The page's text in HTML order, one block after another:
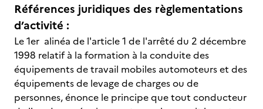
Références juridiques des règlementations
d’activité :
Le 1er alinéa de l'article 1 de l'arrêté du 2 décembre
1998 relatif à la formation à la conduite des
équipements de travail mobiles automoteurs et des
équipements de levage de charges ou de
personnes, énonce le principe que tout conducteur